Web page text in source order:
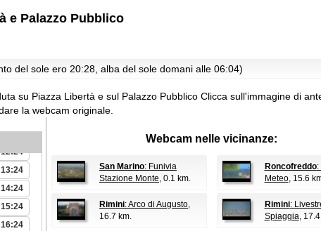
e Palazzo Pubblico
del sole ero 20:28, alba del sole domani alle 06:04)
su Piazza Libertà e sul Palazzo Pubblico Clicca sull'immagine di
la webcam originale.
05:24
09:24
10:24
11:24
12:24
13:24
14:24
15:24
16:24
Webcam nelle vicinanze:
San Marino: Funivia
Stazione Monte, 0.1 km.
Roncofreddo:
Meteo, 15.6
Rimini: Arco di Augusto,
16.7 km.
Rimini:
Spiaggia,